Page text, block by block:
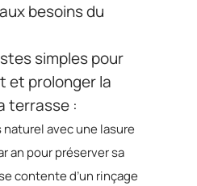
besoins du
simples pour
et prolonger la
terrasse :
naturel avec une lasure
an pour préserver sa
contente d’un rinçage